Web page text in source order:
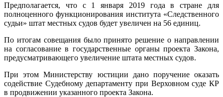
Предполагается, что с 1 января 2019 года в стране для
полноценного функционирования института «Следственного
судьи» штат местных судов будет увеличен на 56 единиц.
По итогам совещания было принято решение о направлении
на согласование в государственные органы проекта Закона,
предусматривающего увеличение штата местных судов.
При этом Министерству юстиции дано поручение оказать
содействие Судебному департаменту при Верховном суде КР
в продвижении указанного проекта Закона.